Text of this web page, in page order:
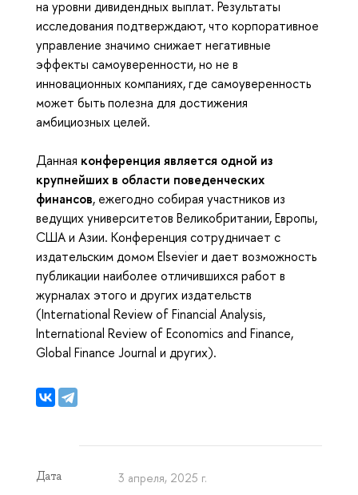
на уровни дивидендных выплат. Результаты
исследования подтверждают, что корпоративное
управление значимо снижает негативные
эффекты самоуверенности, но не в
инновационных компаниях, где самоуверенность
может быть полезна для достижения
амбициозных целей.
Данная конференция является одной из
крупнейших в области поведенческих
финансов, ежегодно собирая участников из
ведущих университетов Великобритании, Европы,
США и Азии. Конференция сотрудничает с
издательским домом Elsevier и дает возможность
публикации наиболее отличившихся работ в
журналах этого и других издательств
(International Review of Financial Analysis,
International Review of Economics and Finance,
Global Finance Journal и других).
Дата 3 апреля, 2025 г.